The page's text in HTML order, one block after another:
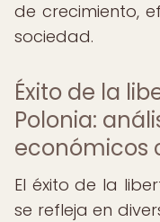
de crecimiento,
sociedad.
Éxito de la
Polonia:
económicos
El éxito de la
se refleja en